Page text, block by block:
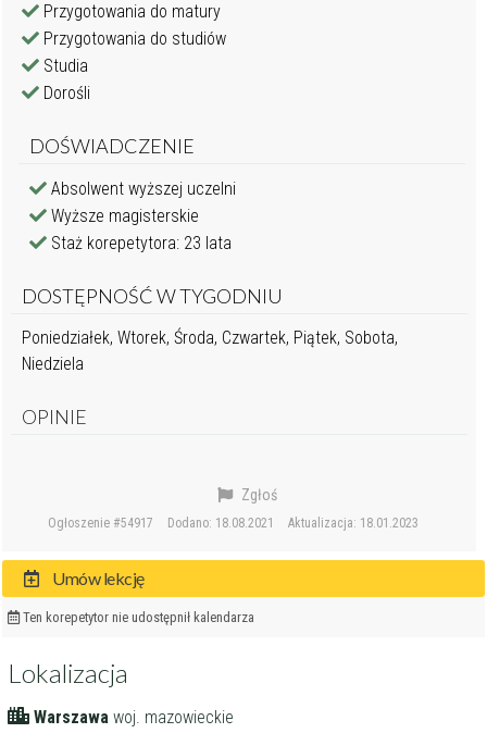
Przygotowania do matury
Przygotowania do studiów
Studia
Dorośli
DOŚWIADCZENIE
Absolwent wyższej uczelni
Wyższe magisterskie
Staż korepetytora: 23 lata
DOSTĘPNOŚĆ W TYGODNIU
Poniedziałek, Wtorek, Środa, Czwartek, Piątek, Sobota,
Niedziela
OPINIE
Ogłoszenie #54917 Dodano: 18.08.2021 Aktualizacja: 18.01.2023
Zgłoś
Umów lekcję
Ten korepetytor nie udostępnił kalendarza
Lokalizacja
Warszawa woj. mazowieckie